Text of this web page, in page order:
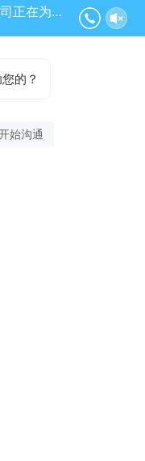
东方晨景科技有限公司正在为您服务
的？
始沟通